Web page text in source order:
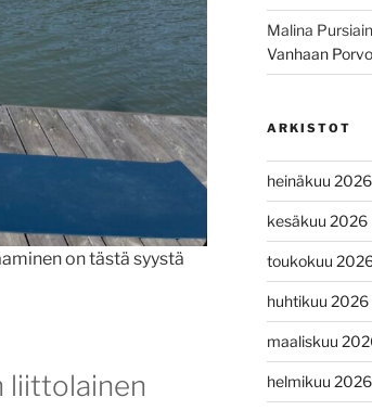
on tästä syystä
liittolainen
Malina
Vanhaan
ARKISTOT
heinäkuu 2026
kesäkuu 2026
toukokuu
huhtikuu 2026
maaliskuu
helmikuu 2026